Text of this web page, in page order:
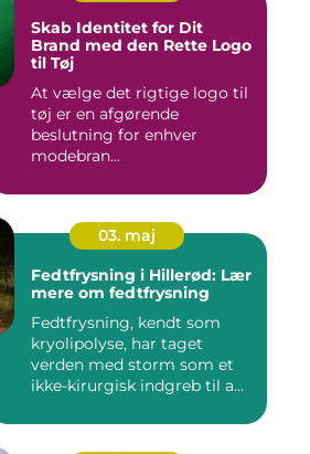
Skab Identitet for Dit
Brand med den Rette Logo
til Tøj
At vælge det rigtige logo til
tøj er en afgørende
beslutning for enhver
modebran...
03. maj
Fedtfrysning i Hillerød: Lær
mere om fedtfrysning
Fedtfrysning, kendt som
kryolipolyse, har taget
verden med storm som et
ikke-kirurgisk indgreb til a...